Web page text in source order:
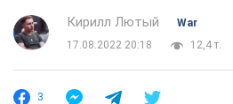
Кирилл Лютый
War
17.08.2022 20:18
12,4 т.
3